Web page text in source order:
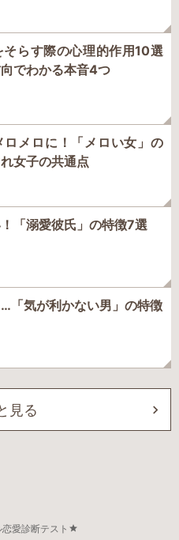
そらす際の心理的作用10選
向でわかる本音4つ
ロメロに！「メロい女」の
女子の共通点
「溺愛彼氏」の特徴7選
「気が利かない男」の特徴
見る
愛診断テスト